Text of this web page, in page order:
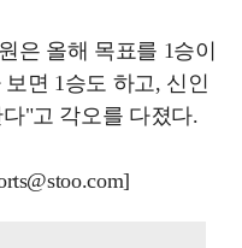
은 올해 목표를 1승이
면 1승도 하고, 신인
"고 각오를 다졌다.